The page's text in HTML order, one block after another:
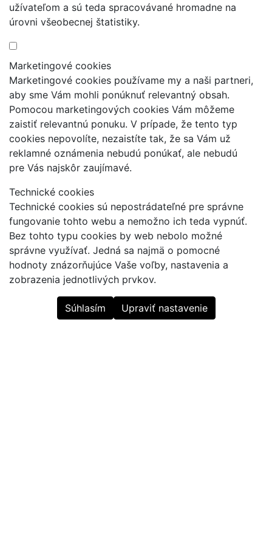
užívateľom a sú teda spracovávané hromadne na
úrovni všeobecnej štatistiky.
Marketingové cookies
Marketingové cookies používame my a naši partneri,
aby sme Vám mohli ponúknuť relevantný obsah.
Pomocou marketingových cookies Vám môžeme
zaistiť relevantnú ponuku. V prípade, že tento typ
cookies nepovolíte, nezaistíte tak, že sa Vám už
reklamné oznámenia nebudú ponúkať, ale nebudú
pre Vás najskôr zaujímavé.
Technické cookies
Technické cookies sú nepostrádateľné pre správne
fungovanie tohto webu a nemožno ich teda vypnúť.
Bez tohto typu cookies by web nebolo možné
správne využívať. Jedná sa najmä o pomocné
hodnoty znázorňujúce Vaše voľby, nastavenia a
zobrazenia jednotlivých prvkov.
Súhlasím Upraviť nastavenie